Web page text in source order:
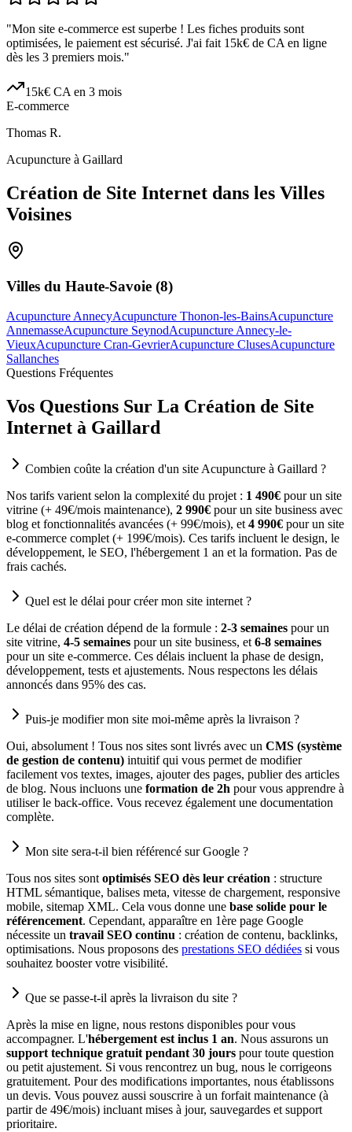
"Mon site e-commerce est superbe ! Les fiches produits sont
optimisées, le paiement est sécurisé. J'ai fait 15k€ de CA en ligne
dès les 3 premiers mois."
15k€ CA en 3 mois
E-commerce
Thomas R.
Acupuncture à Gaillard
Création de Site Internet dans les Villes
Voisines
Villes du Haute-Savoie (8)
Acupuncture AnnecyAcupuncture Thonon-les-BainsAcupuncture
AnnemasseAcupuncture SeynodAcupuncture Annecy-le-
VieuxAcupuncture Cran-GevrierAcupuncture ClusesAcupuncture
Sallanches
Questions Fréquentes
Vos Questions Sur La Création de Site
Internet à Gaillard
Combien coûte la création d'un site Acupuncture à Gaillard ?
Nos tarifs varient selon la complexité du projet : 1 490€ pour un site
vitrine (+ 49€/mois maintenance), 2 990€ pour un site business avec
blog et fonctionnalités avancées (+ 99€/mois), et 4 990€ pour un site
e-commerce complet (+ 199€/mois). Ces tarifs incluent le design, le
développement, le SEO, l'hébergement 1 an et la formation. Pas de
frais cachés.
Quel est le délai pour créer mon site internet ?
Le délai de création dépend de la formule : 2-3 semaines pour un
site vitrine, 4-5 semaines pour un site business, et 6-8 semaines
pour un site e-commerce. Ces délais incluent la phase de design,
développement, tests et ajustements. Nous respectons les délais
annoncés dans 95% des cas.
Puis-je modifier mon site moi-même après la livraison ?
Oui, absolument ! Tous nos sites sont livrés avec un CMS (système
de gestion de contenu) intuitif qui vous permet de modifier
facilement vos textes, images, ajouter des pages, publier des articles
de blog. Nous incluons une formation de 2h pour vous apprendre à
utiliser le back-office. Vous recevez également une documentation
complète.
Mon site sera-t-il bien référencé sur Google ?
Tous nos sites sont optimisés SEO dès leur création : structure
HTML sémantique, balises meta, vitesse de chargement, responsive
mobile, sitemap XML. Cela vous donne une base solide pour le
référencement. Cependant, apparaître en 1ère page Google
nécessite un travail SEO continu : création de contenu, backlinks,
optimisations. Nous proposons des prestations SEO dédiées si vous
souhaitez booster votre visibilité.
Que se passe-t-il après la livraison du site ?
Après la mise en ligne, nous restons disponibles pour vous
accompagner. L'hébergement est inclus 1 an. Nous assurons un
support technique gratuit pendant 30 jours pour toute question
ou petit ajustement. Si vous rencontrez un bug, nous le corrigeons
gratuitement. Pour des modifications importantes, nous établissons
un devis. Vous pouvez aussi souscrire à un forfait maintenance (à
partir de 49€/mois) incluant mises à jour, sauvegardes et support
prioritaire.